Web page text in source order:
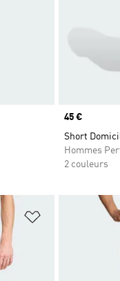
Prix
45 €
Short
Hommes
2 couleurs
Ajouter à la